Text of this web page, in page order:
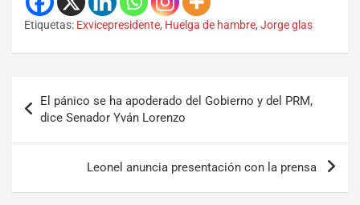
Etiquetas: Exvicepresidente, Huelga de hambre, Jorge glas
El pánico se ha apoderado del Gobierno y del PRM,
dice Senador Yván Lorenzo
Leonel anuncia presentación con la prensa